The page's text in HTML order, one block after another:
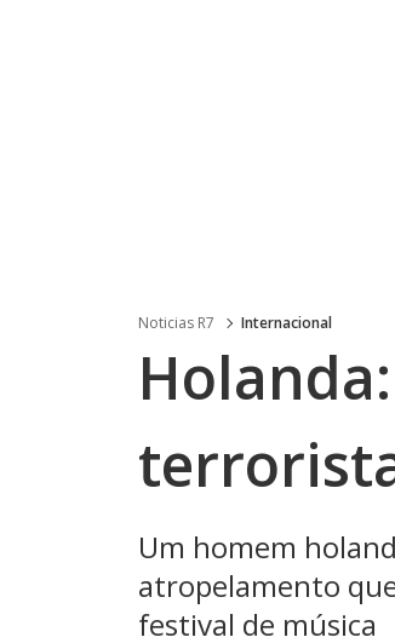
Noticias R7 Internacional
Um homem
atropelamento
festival de música